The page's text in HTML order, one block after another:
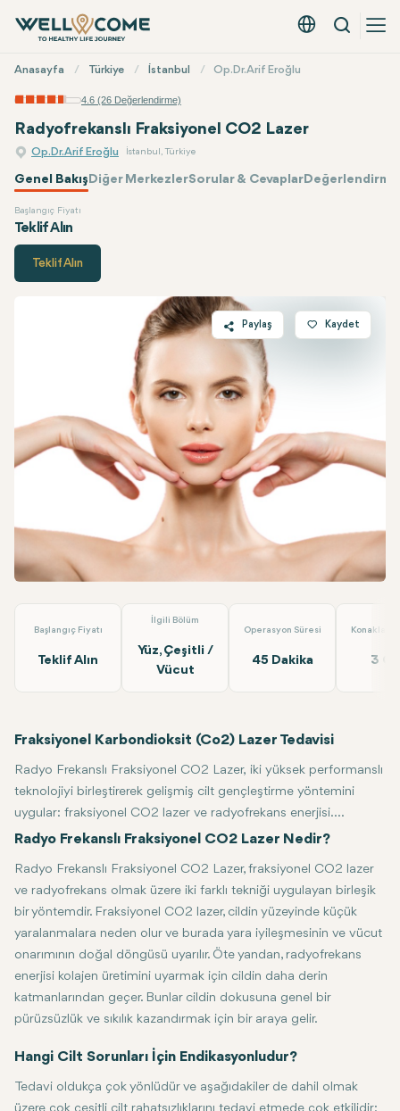
Türkçe - EUR
Arama
Menü
Anasayfa Türkiye İstanbul Op.Dr. Arif Eroğlu
4.6 (26 Değerlendirme)
Radyofrekanslı Fraksiyonel CO2 Lazer
Op.Dr. Arif Eroğlu İstanbul, Türkiye
Genel BakışDiğer MerkezlerSorular & Cevaplar
Başlangıç Fiyatı
Teklif Alın
Op.Dr. Arif Eroğlu
Teklif Alın
Paylaş
Twitter
Facebook
Linkedin
WhatsApp
Telegram
E-posta
Kaydet
Başlangıç Fiyatı
Teklif Alın
İlgili Bölüm
Yüz, Çeşitli /
Vücut
Operasyon Süresi
45 Dakika 3
Fraksiyonel Karbondioksit (Co2) Lazer Tedavisi
Radyo Frekanslı Fraksiyonel CO2 Lazer, iki yüksek performanslı
teknolojiyi birleştirerek gelişmiş cilt gençleştirme yöntemini
uygular: fraksiyonel CO2 lazer ve radyofrekans enerjisi.
Uygulamalar çok yaygındır ve çeşitli cilt rahatsızlıklarının
cilt genellikle kolajen üretimini uyararak tedavi edilir. Bu, cerrahi
müdahale olmadan uzun süreli sıkılaşma ve cilt canlandırma için
yüzeysel cilt katmanını ve daha derin dokuyu hedef alan invaziv
olmayan bir prosedürdür.
Aşağıdaki kılavuz, günümüzün en popüler cilt tedavilerinden
birini çevreleyen ana unsurlara daha yakından bakacaktır.
Radyo Frekanslı Fraksiyonel CO2 Lazer Nedir?
Radyo Frekanslı Fraksiyonel CO2 Lazer, fraksiyonel CO2 lazer
ve radyofrekans olmak üzere iki farklı tekniği uygulayan birleşik
bir yöntemdir. Fraksiyonel CO2 lazer, cildin yüzeyinde küçük
yaralanmalara neden olur ve burada yara iyileşmesinin ve vücut
onarımının doğal döngüsü uyarılır. Öte yandan, radyofrekans
enerjisi kolajen üretimini uyarmak için cildin daha derin
katmanlarından geçer. Bunlar cildin dokusuna genel bir
pürüzsüzlük ve sıkılık kazandırmak için bir araya gelir.
Hangi Cilt Sorunları İçin Endikasyonludur?
Tedavi oldukça çok yönlüdür ve aşağıdakiler de dahil olmak